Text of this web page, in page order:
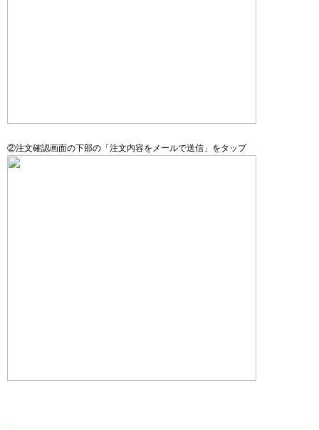
②注文確認画面の下部の「注文内容をメールで送信」をタップ